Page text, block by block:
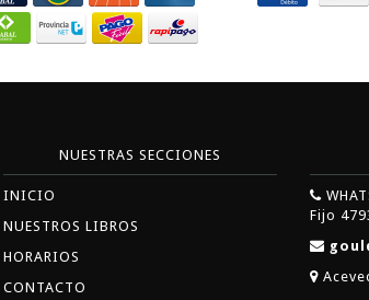
NUESTRAS SECCIONES
INICIO
NUESTROS LIBROS
HORARIOS
CONTACTO
Fijo